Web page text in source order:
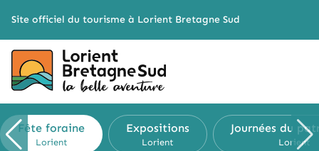
Site officiel du tourisme à Lorient Bretagne Sud
Fête foraine
Lorient
Expositions
Lorient
Journées du
Lorient